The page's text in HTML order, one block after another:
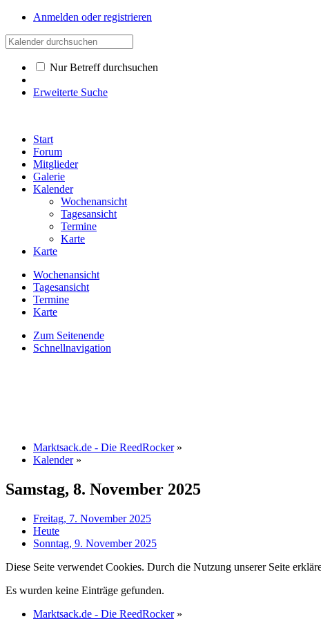
Anmelden oder registrieren
Nur Betreff durchsuchen
Erweiterte Suche
Start
Forum
Mitglieder
Galerie
Kalender
Wochenansicht
Tagesansicht
Termine
Karte
Karte
Wochenansicht
Tagesansicht
Termine
Karte
Zum Seitenende
Schnellnavigation
Marktsack.de - Die ReedRocker »
Kalender »
Samstag, 8. November 2025
Freitag, 7. November 2025
Heute
Sonntag, 9. November 2025
Diese Seite verwendet Cookies. Durch die Nutzung unserer Seite
Es wurden keine Einträge gefunden.
Marktsack.de - Die ReedRocker »